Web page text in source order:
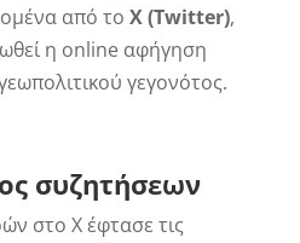
από το X (Twitter),
η online αφήγηση
γεγονότος.
συζητήσεων
στο X έφτασε τις